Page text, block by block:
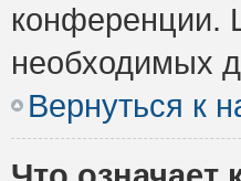
конференции.
необходимых
Вернуться к